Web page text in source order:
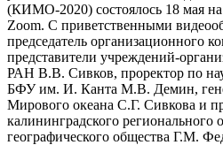
(КИМО-2020) состоялось 18 мая
Zoom. С приветственными
председатель организационного
представители учреждений-
РАН В.В. Сивков, проректор по
БФУ им. И. Канта М.В. Демин,
Мирового океана С.Г. Сивкова и
калининградского регионального
географического общества Г.М.